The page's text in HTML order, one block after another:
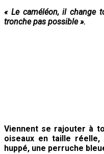
« Le caméléon, il change
tronche pas possible ».
Viennent se rajouter à
oiseaux en taille réelle,
huppé, une perruche